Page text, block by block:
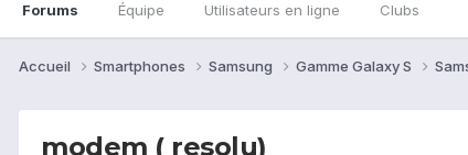
Forums Équipe Utilisateurs en ligne Clubs
Accueil Smartphones Samsung Gamme Galaxy S
modem ( resolu)